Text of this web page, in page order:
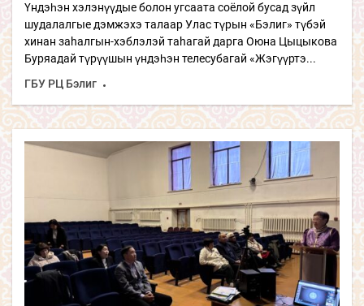
Үндэһэн хэлэнүүдые болон угсаата соёлой бусад зүйл
шудалалгые дэмжэхэ талаар Улас түрын «Бэлиг» түбэй
хинан заhалгын-хэблэлэй таhагай дарга Оюна Цыцыкова
Буряадай түрүүшын үндэһэн телесубагай «Жэгүүртэ...
ГБУ РЦ Бэлиг